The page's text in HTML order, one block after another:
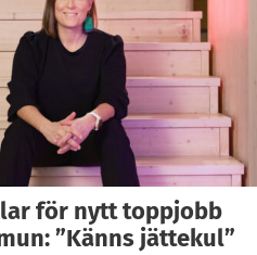
för nytt toppjobb
”Känns jättekul”